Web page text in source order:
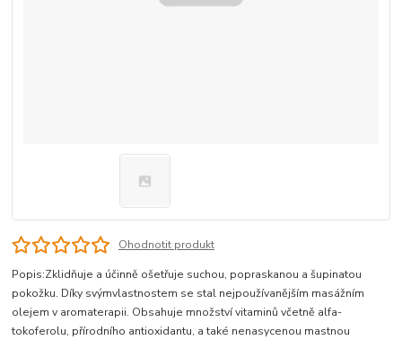
Ohodnotit produkt
Popis:Zklidňuje a účinně ošetřuje suchou, popraskanou a šupinatou
pokožku. Díky svýmvlastnostem se stal nejpoužívanějším masážním
olejem v aromaterapii. Obsahuje množství vitaminů včetně alfa-
tokoferolu, přírodního antioxidantu, a také nenasycenou mastnou